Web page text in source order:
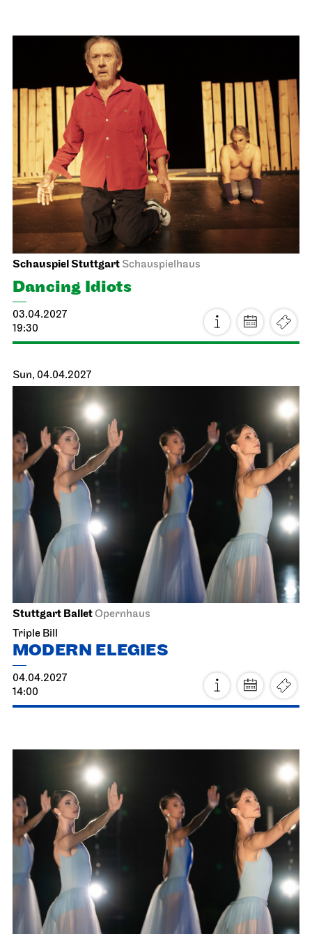
Schauspiel Stuttgart Schauspielhaus
Dancing Idiots
03.04.2027
19:30
Sun, 04.04.2027
Stuttgart BalletOpernhaus
Triple Bill
MODERN ELEGIES
04.04.2027
14:00